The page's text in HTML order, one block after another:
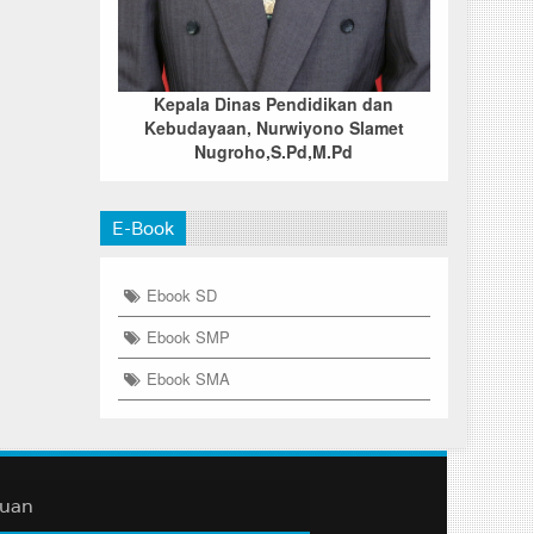
Kepala Dinas Pendidikan dan
Kebudayaan, Nurwiyono Slamet
Nugroho,S.Pd,M.Pd
E-Book
Ebook SD
Ebook SMP
Ebook SMA